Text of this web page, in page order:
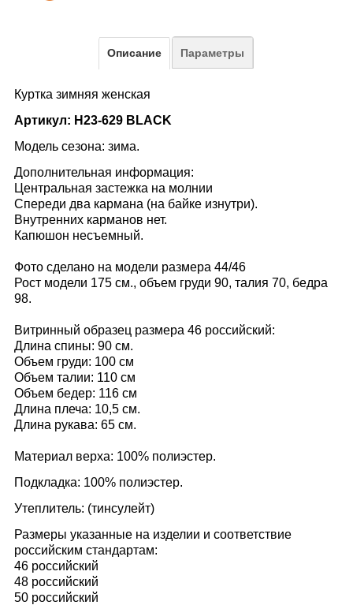
Описание Параметры
Куртка зимняя женская
Артикул: H23-629 BLACK
Модель сезона: зима.
Дополнительная информация:
Центральная застежка на молнии
Спереди два кармана (на байке изнутри).
Внутренних карманов нет.
Капюшон несъемный.
Фото сделано на модели размера 44/46
Рост модели 175 см., объем груди 90, талия 70, бедра
98.
Витринный образец размера 46 российский:
Длина спины: 90 см.
Объем груди: 100 см
Объем талии: 110 см
Объем бедер: 116 см
Длина плеча: 10,5 см.
Длина рукава: 65 см.
Материал верха: 100% полиэстер.
Подкладка: 100% полиэстер.
Утеплитель: (тинсулейт)
Размеры указанные на изделии и соответствие
российским стандартам:
46 российский
48 российский
50 российский